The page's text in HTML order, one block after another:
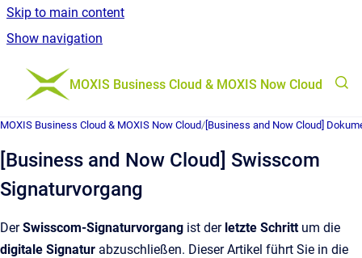
Skip to main content
Show navigation
Go to homepage
MOXIS Business Cloud & MOXIS Now Cloud
MOXIS Business Cloud & MOXIS Now Cloud/ [Business and Now Cloud]
[Business and Now Cloud] Swisscom
Signaturvorgang
DerSwisscom-Signaturvorgang ist der letzte Schrittum die
digitale Signatur abzuschließen. Dieser Artikel führt Sie in die